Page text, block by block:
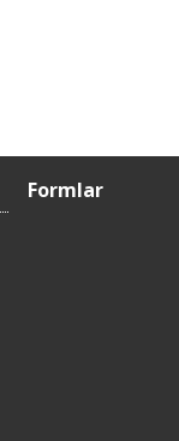
Formlar